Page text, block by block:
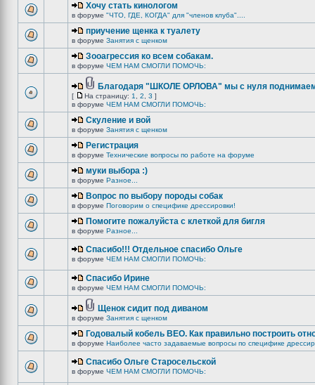
Хочу стать кинологом
в форуме "ЧТО, ГДЕ, КОГДА" для "членов клуба"....
приучение щенка к туалету
в форуме Занятия с щенком
Зооагрессия ко всем собакам.
в форуме ЧЕМ НАМ СМОГЛИ ПОМОЧЬ:
Благодаря "ШКОЛЕ ОРЛОВА" мы с нуля
[ На страницу: 1 2 3 ]
в форуме ЧЕМ НАМ СМОГЛИ ПОМОЧЬ:
Скуление и вой
в форуме Занятия с щенком
Регистрация
в форуме Технические вопросы по работе на форуме
муки выбора :)
в форуме Разное...
Вопрос по выбору породы собак
в форуме Поговорим о специфике дрессировки!
Помогите пожалуйста с клеткой для бигля
в форуме Разное...
Спасибо!!! Отдельное спасибо Ольге
в форуме ЧЕМ НАМ СМОГЛИ ПОМОЧЬ:
Спасибо Ирине
в форуме ЧЕМ НАМ СМОГЛИ ПОМОЧЬ:
Щенок сидит под диваном
в форуме Занятия с щенком
Годовалый кобель ВЕО. Как правильно построить
в форуме Наиболее часто задаваемые вопросы по специфике
Спасибо Ольге Старосельской
в форуме ЧЕМ НАМ СМОГЛИ ПОМОЧЬ: